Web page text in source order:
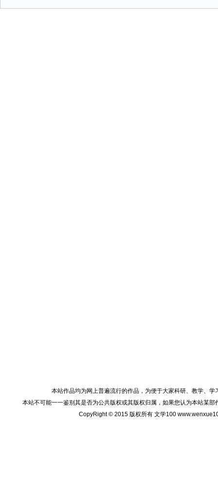
本站作品均为网上普遍流行的作品，为便于大家科研、教学、
本站不可能一一鉴别其是否为公共版权或其版权归属，如果您认为本站某
CopyRight © 2015 版权所有 文学100